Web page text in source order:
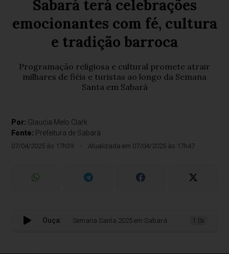
Sabará terá celebrações
emocionantes com fé, cultura
e tradição barroca
Programação religiosa e cultural promete atrair
milhares de fiéis e turistas ao longo da Semana
Santa em Sabará
Por: Glaucia Melo Clark
Fonte: Prefeitura de Sabará
07/04/2025 às 17h39 Atualizada em 07/04/2025 às 17h47
Ouça:Semana Santa 2025 em Sabará terá celebrações
1.0x